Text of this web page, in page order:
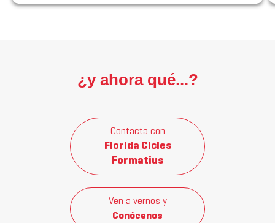
¿y ahora qué...?
Contacta con
Florida Cicles
Formatius
Ven a vernos y
Conócenos